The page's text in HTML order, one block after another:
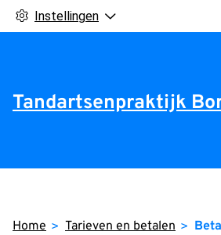
Instellingen
Tandartsenpraktijk
Home Tarieven en betalen